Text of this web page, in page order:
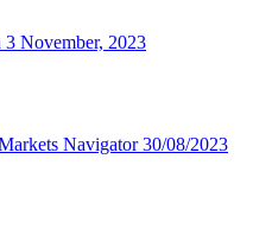
November, 2023
Navigator 30/08/2023